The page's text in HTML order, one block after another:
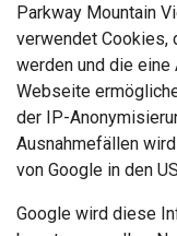
Parkway Mountain
verwendet Cookies,
werden und die eine
Webseite
der IP-
Ausnahmefällen
von Google in den
Google wird diese